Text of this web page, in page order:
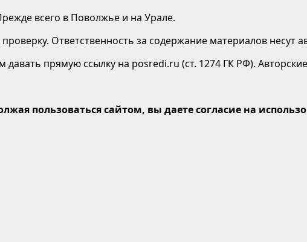
всего в Поволжье и на Урале.
Ответственность за содержание материалов несут
давать прямую ссылку на posredi.ru (ст. 1274 ГК РФ).
пользоваться сайтом, вы даете согласие на